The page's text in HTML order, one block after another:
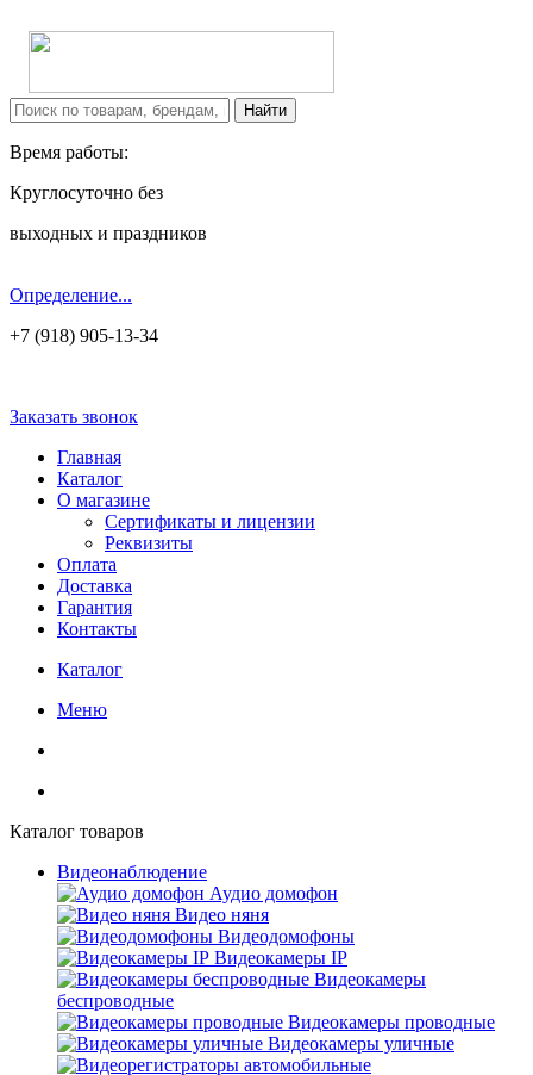
Время работы:
Круглосуточно без
выходных и праздников
Определение...
+7 (918) 905-13-34
Заказать звонок
Главная
Каталог
О магазине
Сертификаты и лицензии
Реквизиты
Оплата
Доставка
Гарантия
Контакты
Каталог
Меню
Каталог товаров
Видеонаблюдение
Аудио домофон
Видео няня
Видеодомофоны
Видеокамеры IP
Видеокамеры
беспроводные
Видеокамеры проводные
Видеокамеры уличные